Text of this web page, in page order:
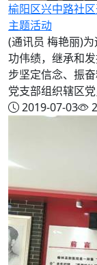
榆阳区兴中路社
主题活动
(通讯员 梅艳丽)
功伟绩，继承和
步坚定信念、振
党支部组织辖区
2019-07-03